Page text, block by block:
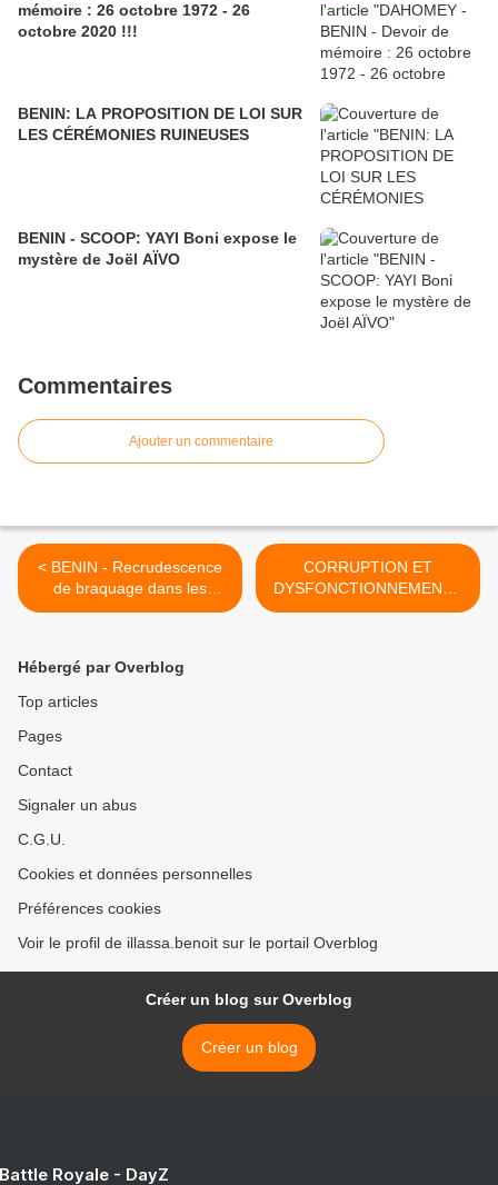
mémoire : 26 octobre 1972 - 26
octobre 2020 !!!
BENIN: LA PROPOSITION DE LOI SUR
LES CÉRÉMONIES RUINEUSES
BENIN - SCOOP: YAYI Boni expose le
mystère de Joël AÏVO
Commentaires
Ajouter un commentaire
< BENIN - Recrudescence
de braquage dans les
Collines: Des
et Savalou
CORRUPTION ET
DYSFONCTIONNEMENTS
EN MILIEUX JUDICIAIRES
Hébergé par Overblog
Top articles
Pages
Contact
Signaler un abus
C.G.U.
Cookies et données personnelles
Préférences cookies
Voir le profil de illassa.benoit sur le portail Overblog
Créer un blog sur Overblog
Créer un blog
Royale - DayZ